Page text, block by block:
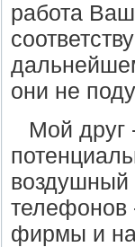
работа
они не
Мой друг
воздушный
телефонов
фирмы и